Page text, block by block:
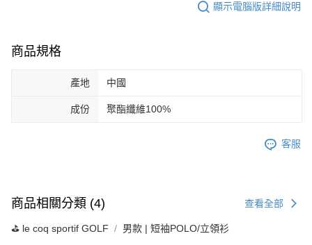
顯示電腦版詳細說明
商品規格
產地 中國
成份 聚酯纖維100%
客服
商品相關分類 (4) 查看全部
⛳️ le coq sportif GOLF 男款 | 短袖POLO/立領衫